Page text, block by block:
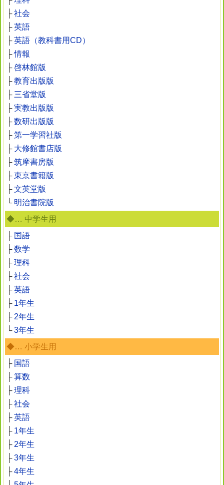
├社会
├英語
├英語（教科書用CD）
├情報
├啓林館版
├教育出版版
├ 三省堂版
├実教出版版
├数研出版版
├第一学習社版
├ 大修館書店版
├筑摩書房版
├東京書籍版
├文英堂版
└ 明治書院版
◆… 中学生用
├ 国語
├数学
├理科
├社会
├英語
├ 1年生
├ 2年生
└3年生
◆… 小学生用
├ 国語
├算数
├理科
├社会
├英語
├ 1年生
├ 2年生
├3年生
├4年生